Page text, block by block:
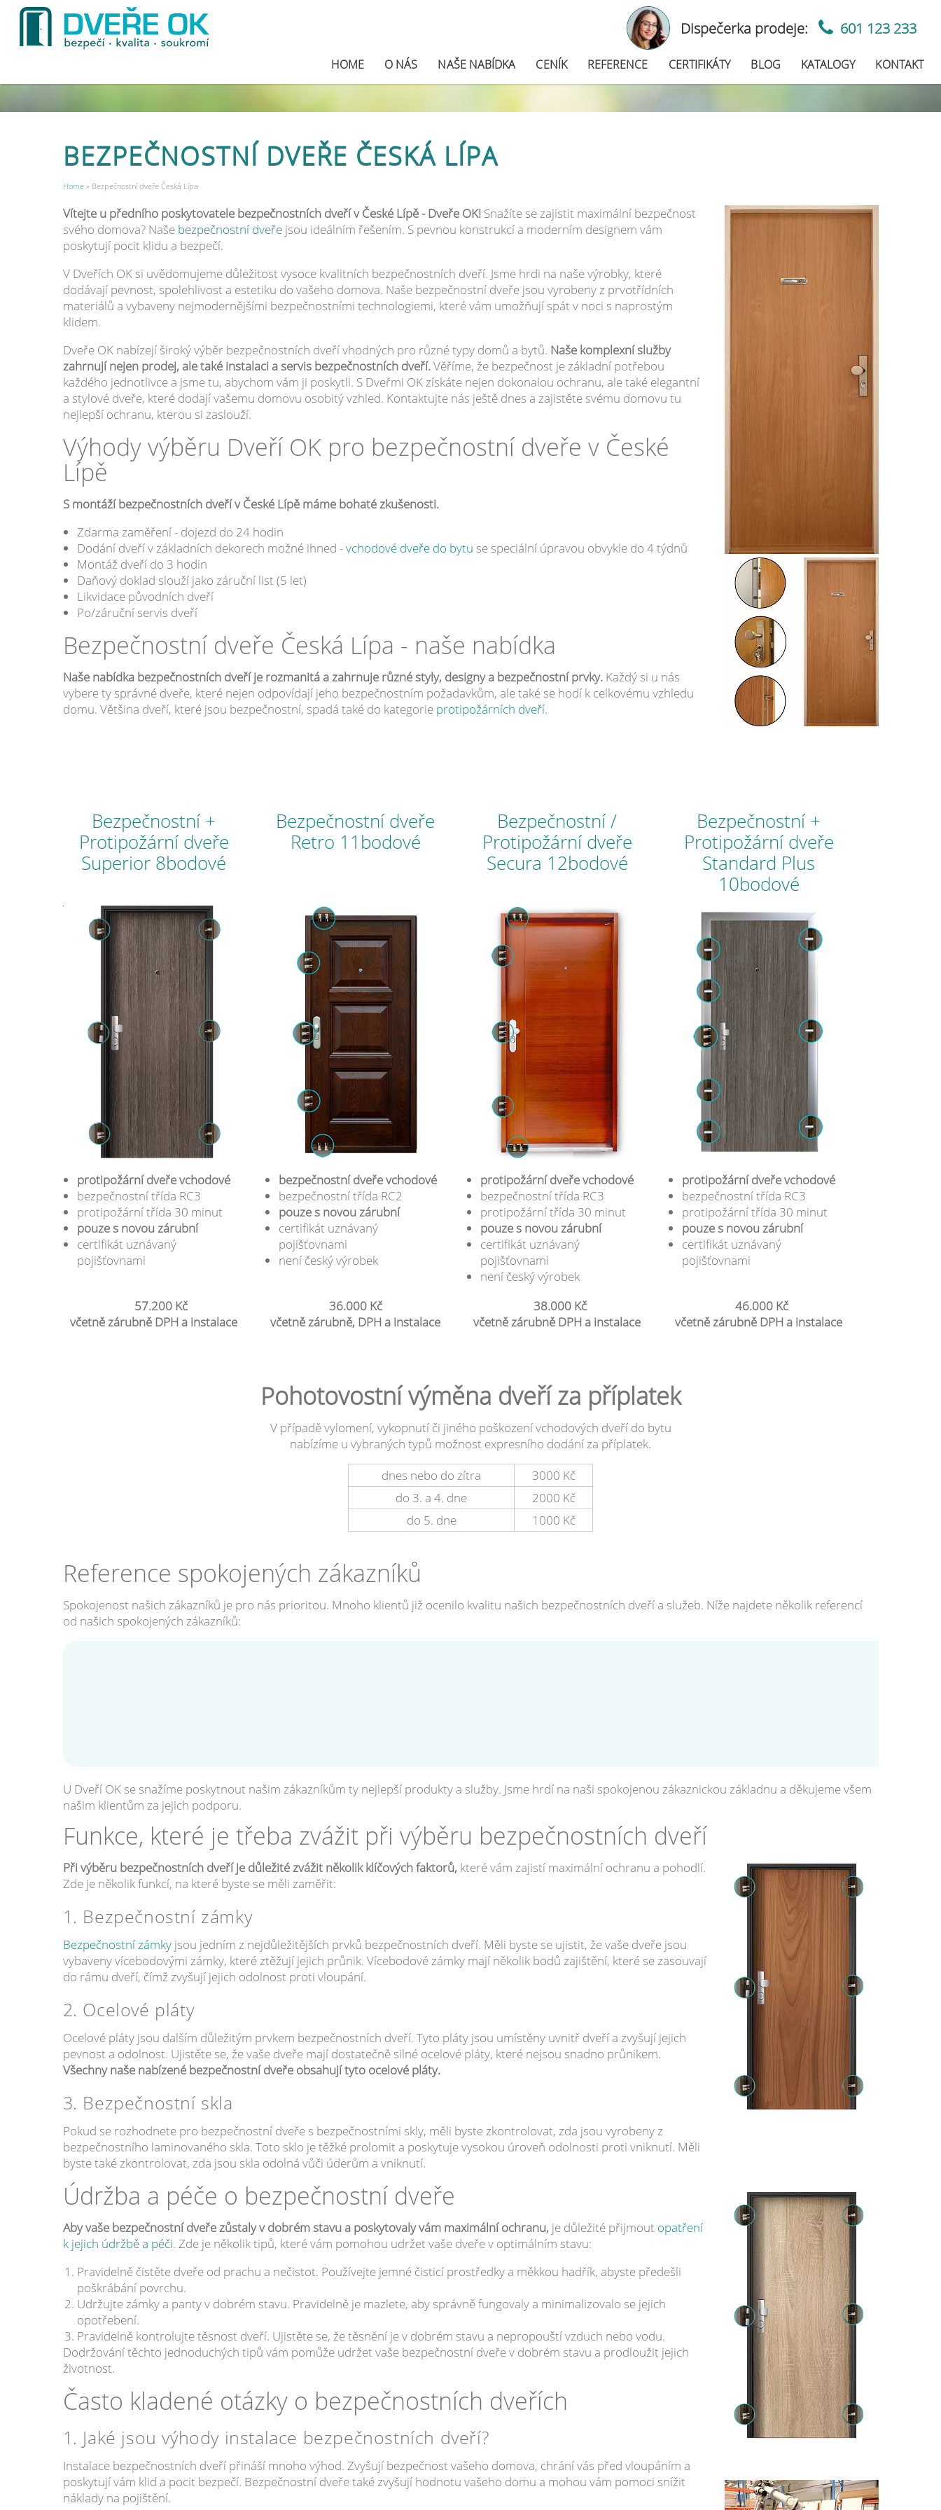
Dispečerka prodeje: 601 123 233
HOME O NÁS NAŠE NABÍDKA CENÍK REFERENCE CERTIFIKÁTY BLOG KATALOGY KONTAKT
BEZPEČNOSTNÍ DVEŘE ČESKÁ LÍPA
Home» Bezpečnostní dveře Česká Lípa
Vítejte u předního poskytovatele bezpečnostních dveří v České Lípě - Dveře OK!Snažíte se zajistit maximální bezpečnost
svého domova? Naše bezpečnostní dveřejsou ideálním řešením. S pevnou konstrukcí a moderním designem vám
poskytují pocit klidu a bezpečí.
V Dveřích OK si uvědomujeme důležitost vysoce kvalitních bezpečnostních dveří. Jsme hrdi na naše výrobky, které
dodávají pevnost, spolehlivost a estetiku do vašeho domova. Naše bezpečnostní dveře jsou vyrobeny z prvotřídních
materiálů a vybaveny nejmodernějšími bezpečnostními technologiemi, které vám umožňují spát v noci s naprostým
klidem.
Dveře OK nabízejí široký výběr bezpečnostních dveří vhodných pro různé typy domů a bytů. Naše komplexní služby
zahrnují nejen prodej, ale také instalaci a servis bezpečnostních dveří.Věříme, že bezpečnost je základní potřebou
každého jednotlivce a jsme tu, abychom vám ji poskytli. S Dveřmi OK získáte nejen dokonalou ochranu, ale také elegantní
a stylové dveře, které dodají vašemu domovu osobitý vzhled. Kontaktujte nás ještě dnes a zajistěte svému domovu tu
nejlepší ochranu, kterou si zaslouží.
Výhody výběru Dveří OK pro bezpečnostní dveře v České
Lípě
S montáží bezpečnostních dveří v České Lípě máme bohaté zkušenosti.
Zdarma zaměření - dojezd do 24 hodin
Dodání dveří v základních dekorech možné ihned -vchodové dveře do bytu se speciální úpravou obvykle do 4 týdnů
Montáž dveří do 3 hodin
Daňový doklad slouží jako záruční list (5 let)
Likvidace původních dveří
Po/záruční servis dveří
Bezpečnostní dveře Česká Lípa - naše nabídka
Naše nabídka bezpečnostních dveří je rozmanitá a zahrnuje různé styly, designy a bezpečnostní prvky.Každý si u nás
vybere ty správné dveře, které nejen odpovídají jeho bezpečnostním požadavkům, ale také se hodí k celkovému vzhledu
domu. Většina dveří, které jsou bezpečnostní, spadá také do kategorie protipožárních dveří.
Bezpečnostní +
Protipožární dveře
Superior 8bodové
protipožární dveře vchodové
bezpečnostní třída RC3
protipožární třída 30 minut
pouze s novou zárubní
certifikát uznávaný
pojišťovnami
57.200 Kč
včetně zárubně DPH a instalace
Bezpečnostní dveře
Retro 11bodové
bezpečnostní dveře vchodové
bezpečnostní třída RC2
pouze s novou zárubní
certifikát uznávaný
pojišťovnami
není český výrobek
36.000 Kč
včetně zárubně, DPH a instalace
Bezpečnostní /
Protipožární dveře
Secura 12bodové
protipožární dveře vchodové
bezpečnostní třída RC3
protipožární třída 30 minut
pouze s novou zárubní
certifikát uznávaný
pojišťovnami
není český výrobek
38.000 Kč
včetně zárubně DPH a instalace
Bezpečnostní +
Protipožární dveře
Standard Plus
10bodové
protipožární dveře vchodové
bezpečnostní třída RC3
protipožární třída 30 minut
pouze s novou zárubní
certifikát uznávaný
pojišťovnami
46.000 Kč
včetně zárubně DPH a instalace
Pohotovostní výměna dveří za příplatek
V případě vylomení, vykopnutí či jiného poškození vchodových dveří do bytu
nabízíme u vybraných typů možnost expresního dodání za příplatek.
dnes nebo do zítra
3000 Kč
do 3. a 4. dne
2000 Kč
do 5. dne
1000 Kč
Reference spokojených zákazníků
Spokojenost našich zákazníků je pro nás prioritou. Mnoho klientů již ocenilo kvalitu našich bezpečnostních dveří a služeb. Níže najdete několik referencí
od našich spokojených zákazníků:
U Dveří OK se snažíme poskytnout našim zákazníkům ty nejlepší produkty a služby. Jsme hrdí na naši spokojenou zákaznickou základnu a děkujeme všem
našim klientům za jejich podporu.
Funkce, které je třeba zvážit při výběru bezpečnostních dveří
Při výběru bezpečnostních dveří je důležité zvážit několik klíčových faktorů, které vám zajistí maximální ochranu a pohodlí.
Zde je několik funkcí, na které byste se měli zaměřit:
1. Bezpečnostní zámky
Bezpečnostní zámkyjsou jedním z nejdůležitějších prvků bezpečnostních dveří. Měli byste se ujistit, že vaše dveře jsou
vybaveny vícebodovými zámky, které ztěžují jejich průnik. Vícebodové zámky mají několik bodů zajištění, které se zasouvají
do rámu dveří, čímž zvyšují jejich odolnost proti vloupání.
2. Ocelové pláty
Ocelové pláty jsou dalším důležitým prvkem bezpečnostních dveří. Tyto pláty jsou umístěny uvnitř dveří a zvyšují jejich
pevnost a odolnost. Ujistěte se, že vaše dveře mají dostatečně silné ocelové pláty, které nejsou snadno průnikem.
Všechny naše nabízené bezpečnostní dveře obsahují tyto ocelové pláty.
3. Bezpečnostní skla
Pokud se rozhodnete pro bezpečnostní dveře s bezpečnostními skly, měli byste zkontrolovat, zda jsou vyrobeny z
bezpečnostního laminovaného skla. Toto sklo je těžké prolomit a poskytuje vysokou úroveň odolnosti proti vniknutí. Měli
byste také zkontrolovat, zda jsou skla odolná vůči úderům a vniknutí.
Údržba a péče o bezpečnostní dveře
Aby vaše bezpečnostní dveře zůstaly v dobrém stavu a poskytovaly vám maximální ochranu, je důležité přijmout opatření
k jejich údržbě a péči. Zde je několik tipů, které vám pomohou udržet vaše dveře v optimálním stavu:
Pravidelně čistěte dveře od prachu a nečistot. Používejte jemné čisticí prostředky a měkkou hadřík, abyste předešli
poškrábání povrchu.
Udržujte zámky a panty v dobrém stavu. Pravidelně je mazlete, aby správně fungovaly a minimalizovalo se jejich
opotřebení.
Pravidelně kontrolujte těsnost dveří. Ujistěte se, že těsnění je v dobrém stavu a nepropouští vzduch nebo vodu.
Dodržování těchto jednoduchých tipů vám pomůže udržet vaše bezpečnostní dveře v dobrém stavu a prodloužit jejich
životnost.
Často kladené otázky o bezpečnostních dveřích
1. Jaké jsou výhody instalace bezpečnostních dveří?
Instalace bezpečnostních dveří přináší mnoho výhod. Zvyšují bezpečnost vašeho domova, chrání vás před vloupáním a
poskytují vám klid a pocit bezpečí. Bezpečnostní dveře také zvyšují hodnotu vašeho domu a mohou vám pomoci snížit
náklady na pojištění.